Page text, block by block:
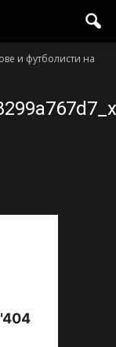
и футболисти на